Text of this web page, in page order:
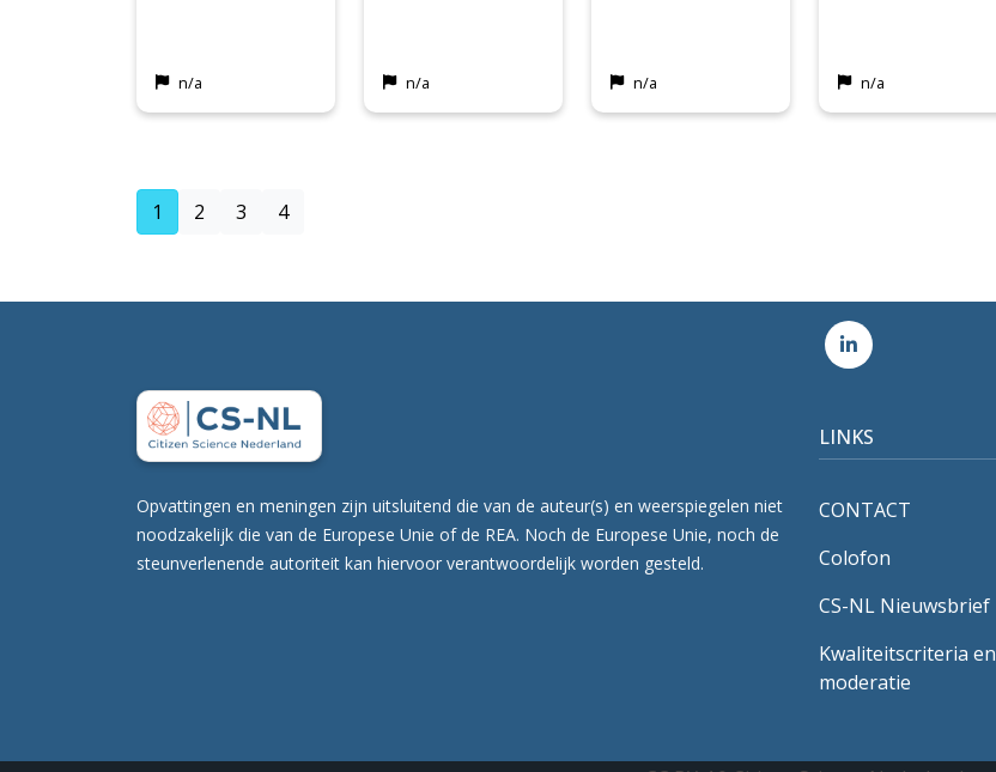
n/a n/a n/a n/a
1 (current)
2 3 4
Opvattingen en meningen zijn uitsluitend die van de auteur(s) en weerspiegelen niet
noodzakelijk die van de Europese Unie of de REA. Noch de Europese Unie, noch de
steunverlenende autoriteit kan hiervoor verantwoordelijk worden gesteld.
LINKS
CONTACT
Colofon
CS-NL Nieuwsbrief
Kwaliteitscriteria en
moderatie